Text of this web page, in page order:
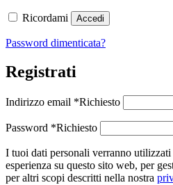
Ricordami Accedi
Password dimenticata?
Registrati
Indirizzo email *Richiesto
Password *Richiesto
I tuoi dati personali verranno utilizzati
esperienza su questo sito web, per
per altri scopi descritti nella nostra